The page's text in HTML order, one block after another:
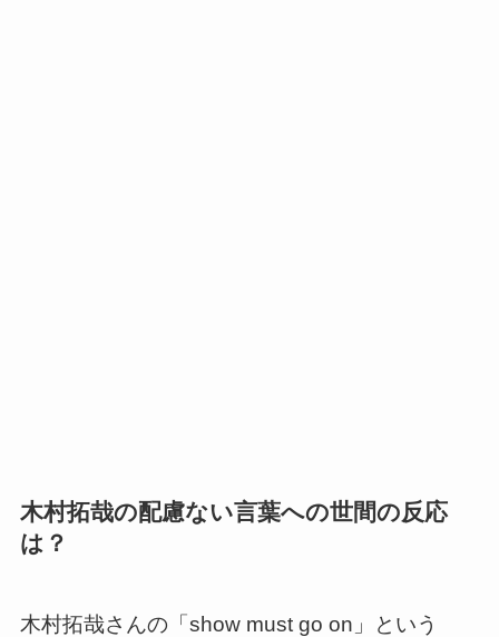
木村拓哉の配慮ない言葉への世間の反応
は？
木村拓哉さんの「show must go on」という